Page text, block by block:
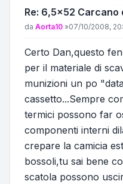
Re: 6,5x52
Messaggio
da Aorta10 »07/10/2008,
Certo Dan,questo
per il materiale di
munizioni un po
cassetto...Sempre
termici possono far
componenti interni
crepare la camicia
bossoli,tu sai bene
scatola possono